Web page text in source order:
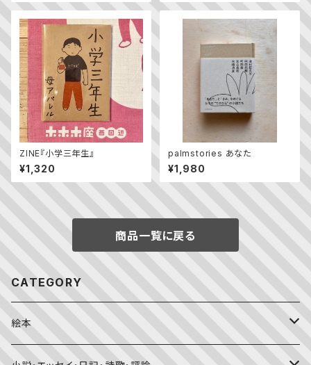
ZINE『小学三年生』
¥1,320
palmstories あなた
¥1,980
商品一覧に戻る
CATEGORY
絵本